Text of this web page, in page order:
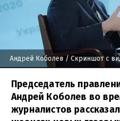
Андрей Коболев / Скриншот с
Председатель
Андрей Коболев во
журналистов